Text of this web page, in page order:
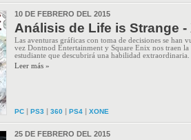
10 DE FEBRERO DEL 2015
Análisis de Life is Strange -
Las aventuras gráficas con toma de decisiones se han
vez Dontnod Entertainment y Square Enix nos traen
estudiante que descubrirá una habilidad extraordinaria.
Leer más »
PC | PS3 | 360 | PS4 | XONE
25 DE FEBRERO DEL 2015